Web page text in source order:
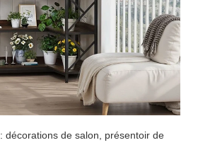
décorations de salon, présentoir de